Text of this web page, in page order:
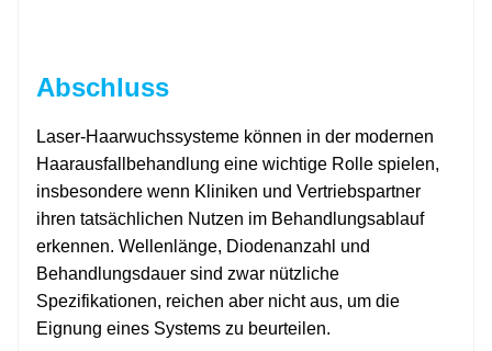
Abschluss
Laser-Haarwuchssysteme können in der modernen
Haarausfallbehandlung eine wichtige Rolle spielen,
insbesondere wenn Kliniken und Vertriebspartner
ihren tatsächlichen Nutzen im Behandlungsablauf
erkennen. Wellenlänge, Diodenanzahl und
Behandlungsdauer sind zwar nützliche
Spezifikationen, reichen aber nicht aus, um die
Eignung eines Systems zu beurteilen.